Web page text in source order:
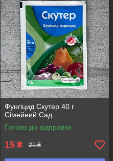
Фунгіцид Скутер 40 г
Сімейний Сад
Готово до відправки
15 ₴ 21 ₴